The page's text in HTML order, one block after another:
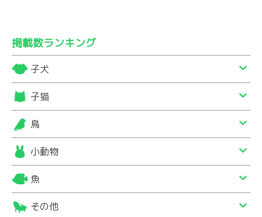
掲載数ランキング
子犬
子猫
鳥
小動物
魚
その他